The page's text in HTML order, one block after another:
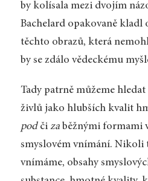
by kolísala mezi dvojím
Bachelard opakovaně kladl
těchto obrazů, která
by se zdálo vědeckému
Tady patrně můžeme
živlů jako hlubších kvalit
podči zaběžnými formami
smyslovém vnímání. Nikoli
vnímáme, obsahy